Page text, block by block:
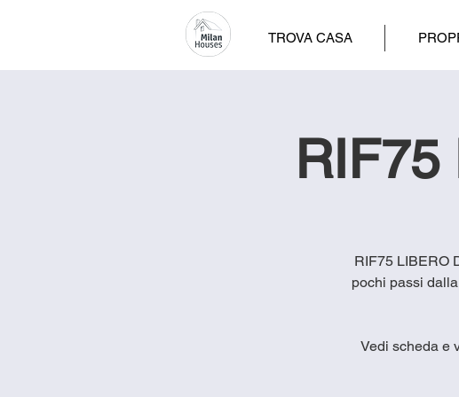
TROVA CASA
RIF75
RIF75 LIBERO
pochi passi
Vedi scheda e